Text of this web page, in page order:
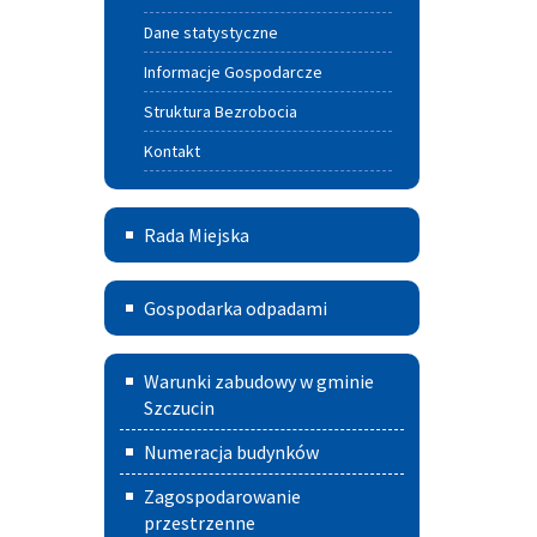
Dane statystyczne
Informacje Gospodarcze
Struktura Bezrobocia
Kontakt
Rada
Miejska
Rada Miejska
Gospodarka
odpadami
Gospodarka odpadami
Warunki
zabudowy
w
Gminie
Szczucin
Warunki zabudowy w gminie
Szczucin
Numeracja budynków
Zagospodarowanie
przestrzenne